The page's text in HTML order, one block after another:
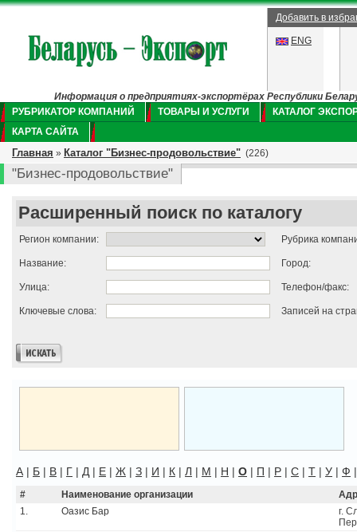
Добавить в
ENG
Информация о предприятиях-экспортёрах Республики
РУБРИКАТОР КОМПАНИЙ
ТОВАРЫ И УСЛУГИ
КАТАЛОГ
КАРТА САЙТА
Главная » Каталог "Бизнес-продовольствие" (226)
"Бизнес-продовольствие"
Расширенный поиск по каталогу
Регион компании: Рубрика
Название: Город:
Улица: Телефон/факс:
Ключевые слова: Записей на
А | Б | В | Г | Д | Е | Ж | З | И | К | Л | М | Н | О | П | Р | С | Т | У | Ф
# Наименование организации
1.
Оазис Бар
г.